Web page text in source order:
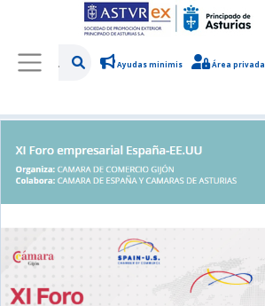
Ayudas minimis Área privada